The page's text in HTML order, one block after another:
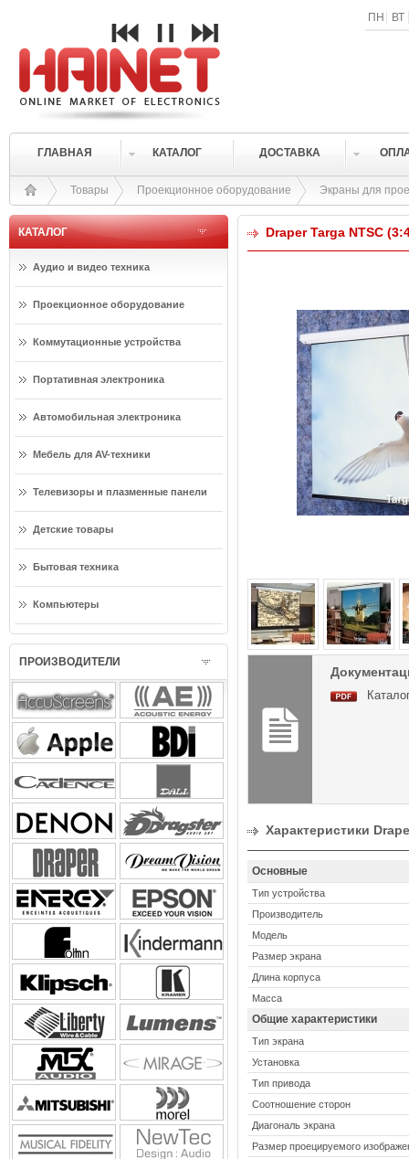
ПН ВТ
ГЛАВНАЯ КАТАЛОГ ДОСТАВКА
Товары Проекционное оборудование Экраны для
КАТАЛОГ
Аудио и видео техника
Проекционное оборудование
Коммутационные устройства
Портативная электроника
Автомобильная электроника
Мебель для AV-техники
Телевизоры и плазменные панели
Детские товары
Бытовая техника
Компьютеры
ПРОИЗВОДИТЕЛИ
Draper Targa NTSC
Характеристики
Основные
Тип устройства
Производитель
Модель
Размер экрана
Длина корпуса
Масса
Общие характеристики
Тип экрана
Установка
Тип привода
Соотношение сторон
Диагональ экрана
Размер проецируемого